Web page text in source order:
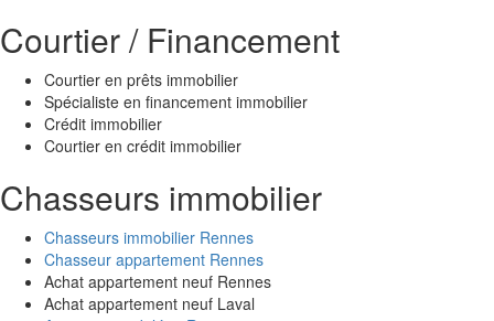
Courtier / Financement
Courtier en prêts immobilier
Spécialiste en financement immobilier
Crédit immobilier
Courtier en crédit immobilier
Chasseurs immobilier
Chasseurs immobilier Rennes
Chasseur appartement Rennes
Achat appartement neuf Rennes
Achat appartement neuf Laval